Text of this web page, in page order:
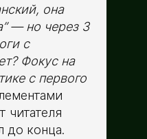
она
— но через 3
с
Фокус на
с первого
читателя
до конца.